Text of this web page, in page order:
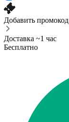
Добавить промокод
Доставка ~1 час
Бесплатно